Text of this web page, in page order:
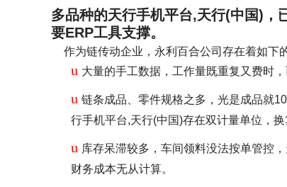
多品种的天行手机平台,天行(中国)，
要ERP工具支撑。
作为链传动企业，永利百合公司存在着如下
u 大量的手工数据，工作量既重复又费时
u 链条成品、零件规格之多，光是成品就
行手机平台,天行(中国)存在双计量单位，
u 库存呆滞较多，车间领料没法按单管控
财务成本无从计算。